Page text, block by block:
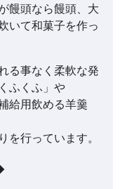
頭なら饅頭、大
いて和菓子を作っ
事なく柔軟な発
ふくふ」や
給用飲める羊羹
を行っています。